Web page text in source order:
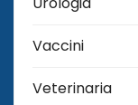
Vaccini
Veterinaria